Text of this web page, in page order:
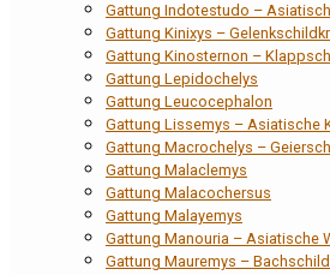
Gattung Indotestudo –
Gattung Kinixys –
Gattung Kinosternon –
Gattung Lepidochelys
Gattung Leucocephalon
Gattung Lissemys – Asiatische
Gattung Macrochelys –
Gattung Malaclemys
Gattung Malacochersus
Gattung Malayemys
Gattung Manouria – Asiatische
Gattung Mauremys –